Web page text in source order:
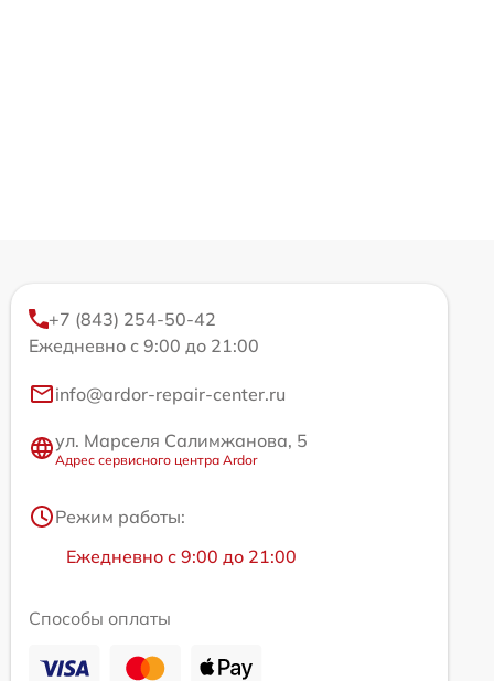
+7 (843) 254-50-42
Ежедневно с 9:00 до 21:00
info@ardor-repair-center.ru
ул. Марселя Салимжанова, 5
Адрес сервисного центра Ardor
Режим работы:
Ежедневно с 9:00 до 21:00
Способы оплаты